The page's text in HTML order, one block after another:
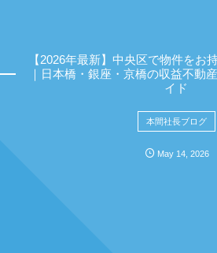
【2026年最新】中央区で物件をお
｜日本橋・銀座・京橋の収益不動
イド
本間社長ブログ
May 14 ,2026